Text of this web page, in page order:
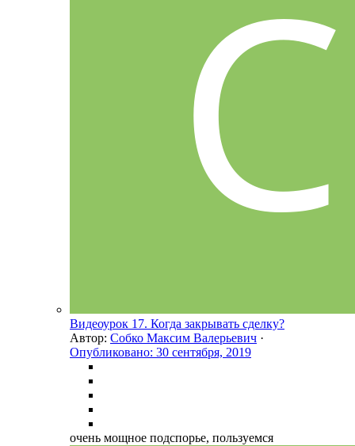
Видеоурок 17. Когда закрывать сделку?
Автор: Собко Максим Валерьевич ·
Опубликовано: 30 сентября, 2019
очень мощное подспорье, пользуемся